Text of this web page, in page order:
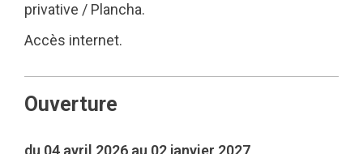
privative / Plancha.
Accès internet.
Ouverture
du 04 avril 2026 au 02 janvier 2027